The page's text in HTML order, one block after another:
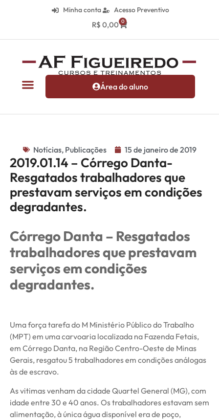
Minha conta Acesso Preventivo
R$ 0,00 0
Área do aluno
Notícias, Publicações 15 de janeiro de 2019
2019.01.14 – Córrego Danta-
Resgatados trabalhadores que
prestavam serviços em condições
degradantes.
Córrego Danta – Resgatados
trabalhadores que prestavam
serviços em condições
degradantes.
Uma força tarefa do M Ministério Público do Trabalho
(MPT) em uma carvoaria localizada na Fazenda Fetais,
em Córrego Danta, na Região Centro-Oeste de Minas
Gerais, resgatou 5 trabalhadores em condições análogas
às de escravo.
As vitimas venham da cidade Quartel General (MG), com
idade entre 30 e 40 anos. Os trabalhadores estavam sem
alimentação, à única água disponível era de poço,